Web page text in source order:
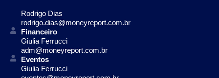
Rodrigo Dias
rodrigo.dias@moneyreport.com.br
Financeiro
Giulia Ferrucci
adm@moneyreport.com.br
Eventos
Giulia Ferrucci